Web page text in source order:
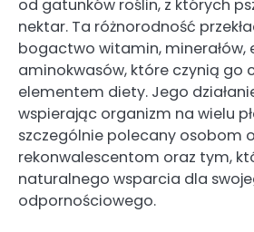
od gatunków roślin, z których
nektar. Ta różnorodność
bogactwo witamin, minerałów,
aminokwasów, które czynią go
elementem diety. Jego
wspierając organizm na wielu
szczególnie polecany osobom
rekonwalescentom oraz tym,
naturalnego wsparcia dla
odpornościowego.